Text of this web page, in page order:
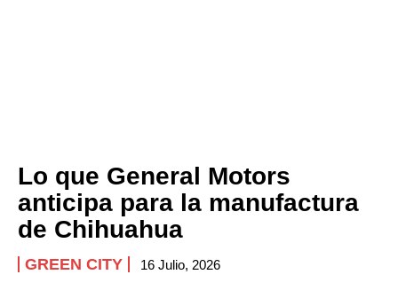
Lo que General Motors
anticipa para la manufactura
de Chihuahua
GREEN CITY 16 Julio, 2026